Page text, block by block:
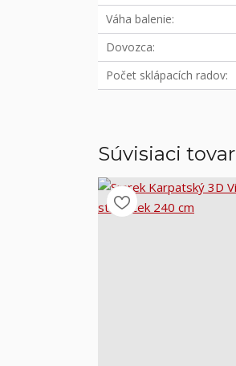
Váha balenie
Dovozca
Počet sklápacích radov
Súvisiaci tovar